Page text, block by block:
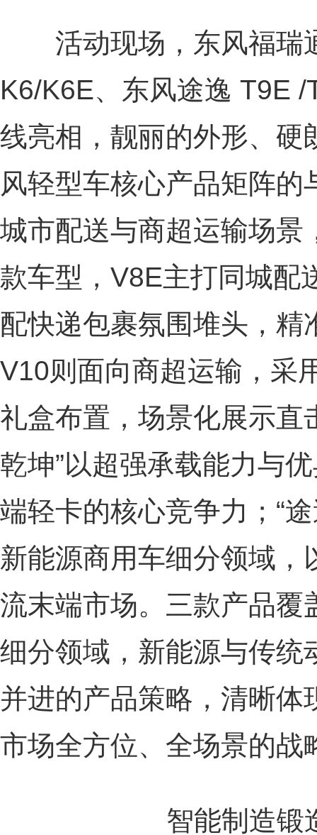
活动现场，东风福瑞
K6/K6E、东风途逸 T9E
线亮相，靓丽的外形、硬
风轻型车核心产品矩阵的
城市配送与商超运输场景
款车型，V8E主打同城配
配快递包裹氛围堆头，精
V10则面向商超运输，采
礼盒布置，场景化展示直
乾坤”以超强承载能力与
端轻卡的核心竞争力；“
新能源商用车细分领域
流末端市场。三款产品覆
细分领域，新能源与传统
并进的产品策略，清晰
市场全方位、全场景的战
智能制造锻